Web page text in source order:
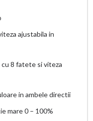
ajustabila in
8 fatete si viteza
in ambele directii
mare 0 – 100%